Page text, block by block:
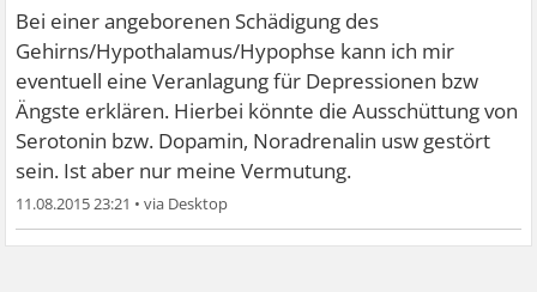
Bei einer angeborenen Schädigung des
Gehirns/Hypothalamus/Hypophse kann ich mir
eventuell eine Veranlagung für Depressionen bzw
Ängste erklären. Hierbei könnte die Ausschüttung von
Serotonin bzw. Dopamin, Noradrenalin usw gestört
sein. Ist aber nur meine Vermutung.
11.08.2015 23:21 •